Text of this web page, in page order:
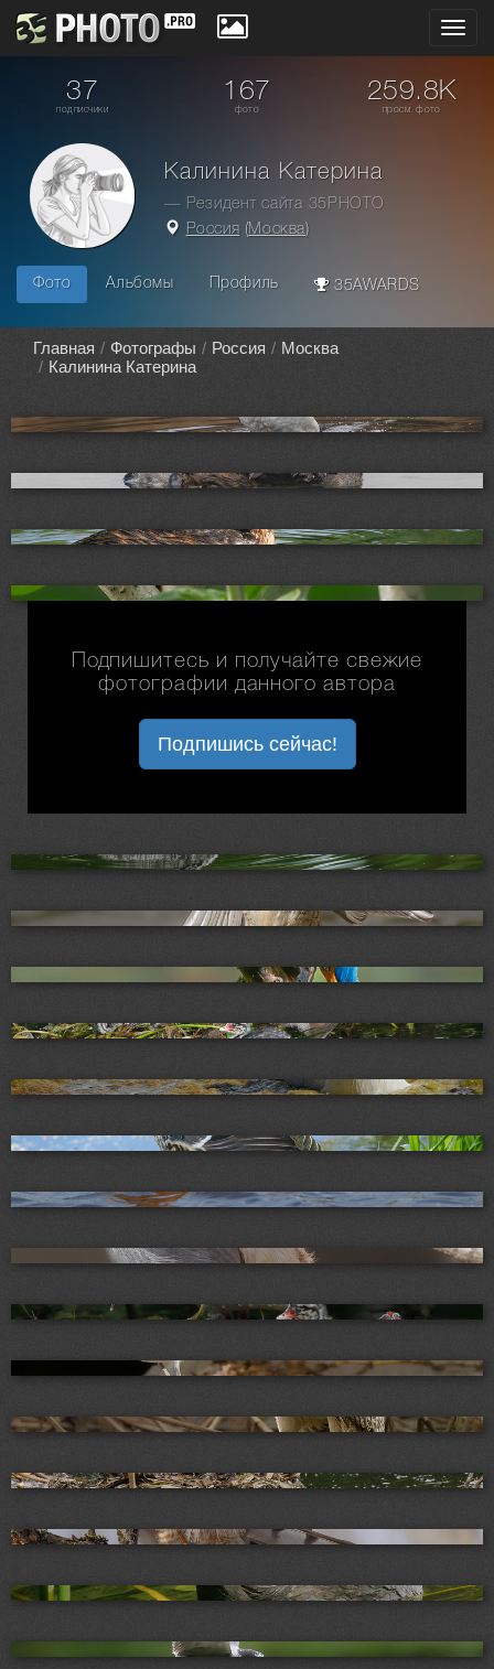
37
подписчики
167
фото
259.8K
просм. фото
Калинина Катерина
— Резидент сайта 35PHOTO
Россия (Москва)
Фото Альбомы Профиль 35AWARDS
Главная Фотографы Россия
Москва
Калинина Катерина
Подпишитесь и получайте свежие
фотографии данного автора
Подпишись сейчас!